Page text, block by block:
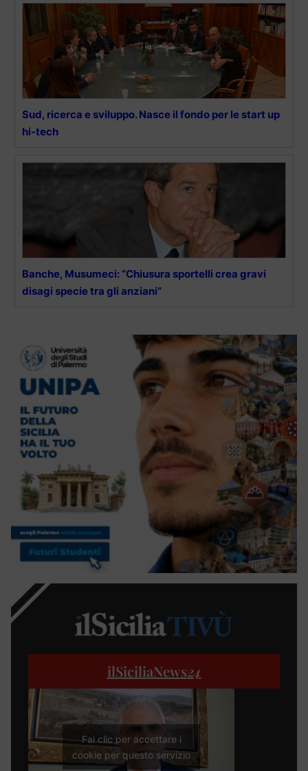
Sud, ricerca e sviluppo. Nasce il fondo per le start up
hi-tech
Banche, Musumeci: “Chiusura sportelli crea gravi
disagi specie tra gli anziani”
ilSiciliaNews24
Fai clic per accettare i
cookie per questo servizio